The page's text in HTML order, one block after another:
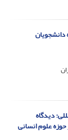
دانشجویان
دیدگاه
علوم انسانی